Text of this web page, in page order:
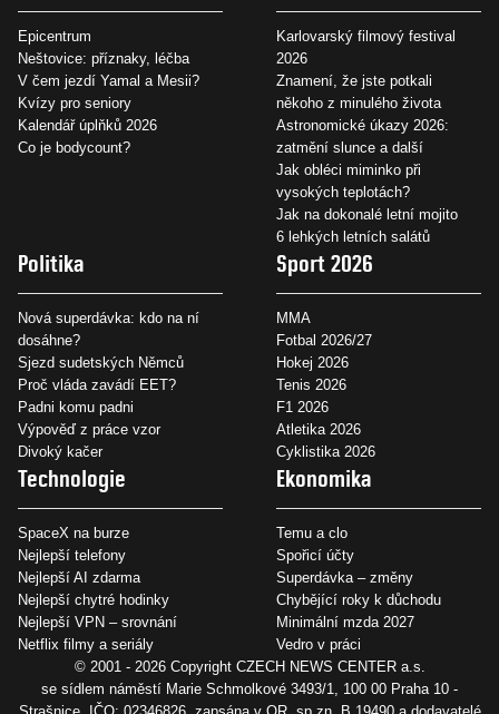
Epicentrum
Neštovice: příznaky, léčba
V čem jezdí Yamal a Mesii?
Kvízy pro seniory
Kalendář úplňků 2026
Co je bodycount?
Karlovarský filmový festival
2026
Znamení, že jste potkali
někoho z minulého života
Astronomické úkazy 2026:
zatmění slunce a další
Jak obléci miminko při
vysokých teplotách?
Jak na dokonalé letní mojito
6 lehkých letních salátů
Politika
Nová superdávka: kdo na ní
dosáhne?
Sjezd sudetských Němců
Proč vláda zavádí EET?
Padni komu padni
Výpověď z práce vzor
Divoký kačer
Sport 2026
MMA
Fotbal 2026/27
Hokej 2026
Tenis 2026
F1 2026
Atletika 2026
Cyklistika 2026
Technologie
SpaceX na burze
Nejlepší telefony
Nejlepší AI zdarma
Nejlepší chytré hodinky
Nejlepší VPN – srovnání
Netflix filmy a seriály
Ekonomika
Temu a clo
Spořicí účty
Superdávka – změny
Chybějící roky k důchodu
Minimální mzda 2027
Vedro v práci
© 2001 - 2026 Copyright CZECH NEWS CENTER a.s.
se sídlem náměstí Marie Schmolkové 3493/1, 100 00 Praha 10 -